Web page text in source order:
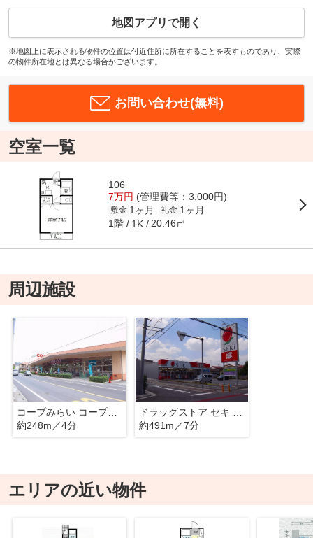
地図アプリで開く
※地図上に表示される物件の位置は付近住所に所在することを表すものであり、実際
の物件所在地とは異なる場合がございます。
お問い合わせ(無料)
空室一覧
106
7万円 (管理費等：3,000円)
敷金 1ヶ月 礼金 1ヶ月
1階 1K 20.46㎡
周辺施設
コープみらい コープ武蔵浦和店
約248m／4分
ドラッグストア セキ 曲本店
約491m／7分
エリアの近い物件